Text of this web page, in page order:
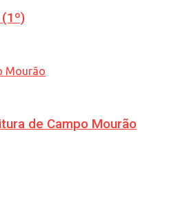
de Campo Mourão